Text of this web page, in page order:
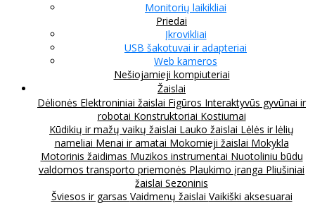
Monitorių laikikliai
Priedai
Įkrovikliai
USB šakotuvai ir adapteriai
Web kameros
Nešiojamieji kompiuteriai
Žaislai
Dėlionės Elektroniniai žaislai Figūros Interaktyvūs gyvūnai ir
robotai Konstruktoriai Kostiumai
Kūdikių ir mažų vaikų žaislai Lauko žaislai Lėlės ir lėlių
nameliai Menai ir amatai Mokomieji žaislai Mokykla
Motorinis žaidimas Muzikos instrumentai Nuotoliniu būdu
valdomos transporto priemonės Plaukimo įranga Pliušiniai
žaislai Sezoninis
Šviesos ir garsas Vaidmenų žaislai Vaikiški aksesuarai